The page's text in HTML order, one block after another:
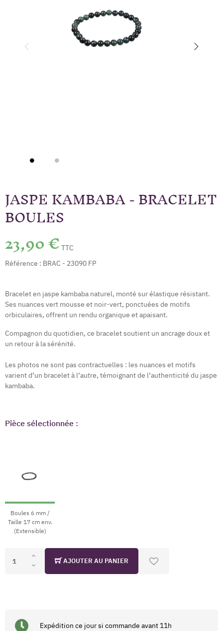
JASPE KAMBABA - BRACELET
BOULES
23,90 € TTC
Référence : BRAC - 23090 FP
Bracelet en jaspe kambaba naturel, monté sur élastique résistant.
Ses nuances vert mousse et noir-vert, ponctuées de motifs
orbiculaires, offrent un rendu organique et apaisant.
Compagnon du quotidien, ce bracelet soutient un ancrage doux et
un retour à la sérénité.
Les photos ne sont pas contractuelles : les nuances et motifs
varient d’un bracelet à l’autre, témoignant de l’authenticité du jaspe
kambaba.
Pièce sélectionnée :
Boules 6 mm /
Taille 17 cm env.
(Extensible)
AJOUTER AU PANIER
Expédition ce jour si commande avant 11h